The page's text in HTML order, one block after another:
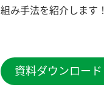
組み手法を紹介します！
資料ダウンロード